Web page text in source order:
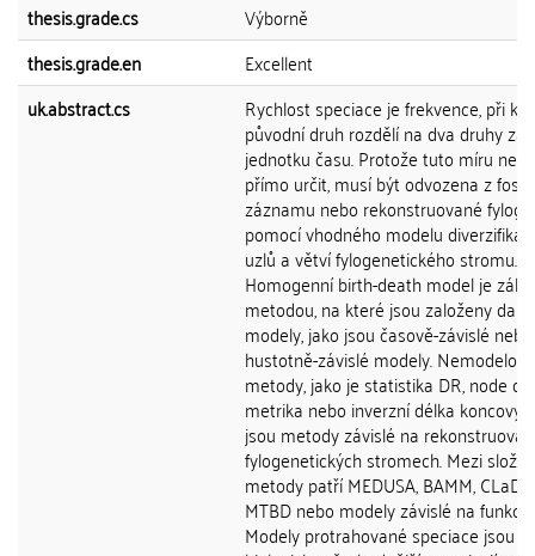
thesis.grade.cs
Výborně
thesis.grade.en
Excellent
uk.abstract.cs
Rychlost speciace je frekvence, při
původní druh rozdělí na dva druhy za
jednotku času. Protože tuto míru
přímo určit, musí být odvozena z
záznamu nebo rekonstruované
pomocí vhodného modelu
uzlů a větví fylogenetického stromu.
Homogenní birth-death model je
metodou, na které jsou založeny další
modely, jako jsou časově-závislé nebo
hustotně-závislé modely. Nemodelové
metody, jako je statistika DR, node
metrika nebo inverzní délka
jsou metody závislé na
fylogenetických stromech. Mezi
metody patří MEDUSA, BAMM, CLaDS,
MTBD nebo modely závislé na
Modely protrahované speciace jsou